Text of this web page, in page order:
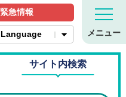
筑西市ホームページ
緊急情報
Language メニュー
サイト内検索